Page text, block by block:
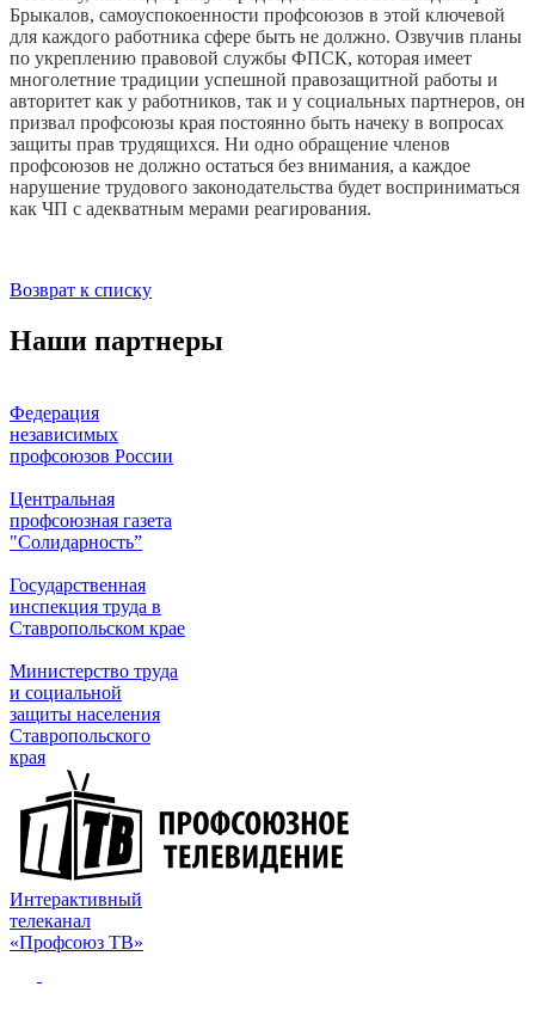
Брыкалов, самоуспо­коенности профсоюзов в этой ключевой
для каждого работника сфере быть не должно. Озвучив планы
по укреплению правовой службы ФПСК, которая имеет
многолетние традиции успешной право­защитной работы и
авторитет как у ра­ботников, так и у социальных партнеров, он
призвал профсоюзы края постоянно быть начеку в вопросах
защиты прав трудящихся. Ни одно обращение членов
профсоюзов не должно остаться без вни­мания, а каждое
нарушение трудового за­конодательства будет восприниматься
как ЧП с адекватным мерами реагирования.
Возврат к списку
Наши партнеры
Федерация
независимых
профсоюзов России
Центральная
профсоюзная газета
"Солидарность”
Государственная
инспекция труда в
Ставропольском крае
Министерство труда
и социальной
защиты населения
Ставропольского
края
Интерактивный
телеканал
«Профсоюз ТВ»